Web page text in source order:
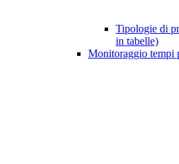
Tipologie di
in tabelle)
Monitoraggio tempi